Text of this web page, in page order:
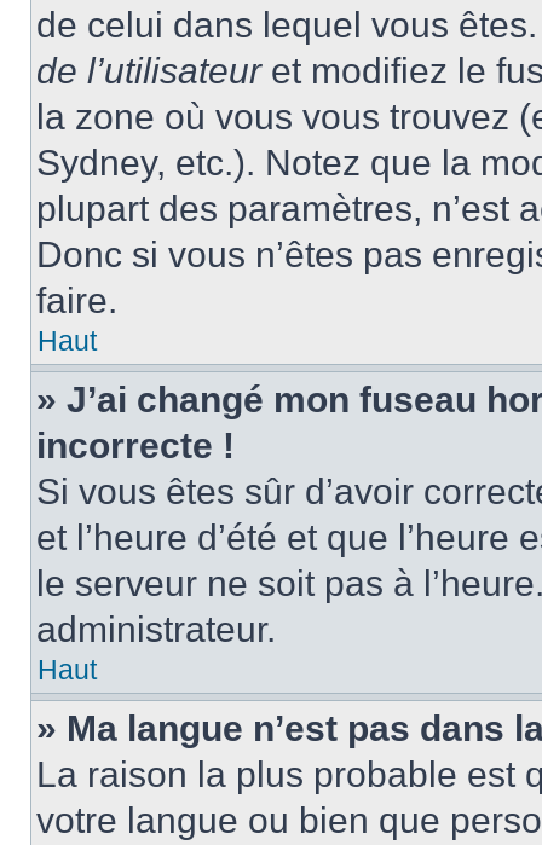
de celui dans lequel vous
de l’utilisateuret modifiez le
la zone où vous vous trouvez
Sydney, etc.). Notez que la
plupart des paramètres, n’est
Donc si vous n’êtes pas
faire.
Haut
» J’ai changé mon fuseau
incorrecte !
Si vous êtes sûr d’avoir
et l’heure d’été et que
le serveur ne soit pas à
administrateur.
Haut
» Ma langue n’est pas dans
La raison la plus probable est
votre langue ou bien que